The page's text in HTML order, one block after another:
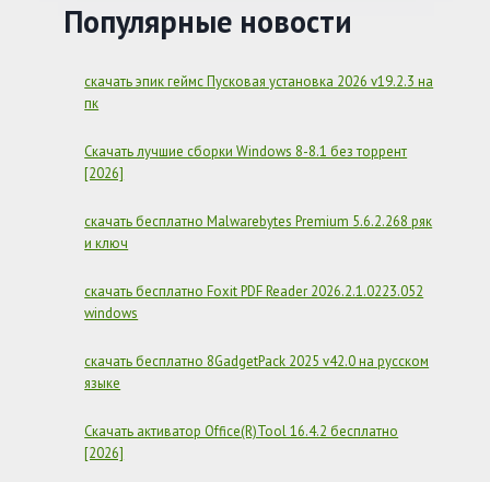
–
7.0.5.38856
Популярные новости
скачать эпик геймс Пусковая установка 2026 v19.2.3 на
пк
Скачать лучшие сборки Windows 8-8.1 без торрент
[2026]
скачать бесплатно Malwarebytes Premium 5.6.2.268 ряк
и ключ
скачать бесплатно Foxit PDF Reader 2026.2.1.0223.052
windows
скачать бесплатно 8GadgetPack 2025 v42.0 на русском
языке
Скачать активатор Office(R)Tool 16.4.2 бесплатно
[2026]